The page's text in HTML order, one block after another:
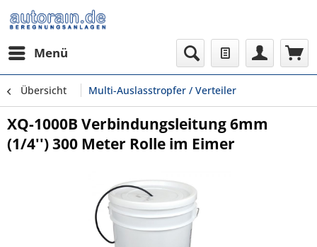
Menü
Übersicht Multi-Auslasstropfer / Verteiler
XQ-1000B Verbindungsleitung 6mm
(1/4'') 300 Meter Rolle im Eimer